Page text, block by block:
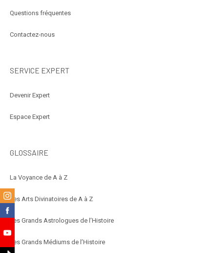
Questions fréquentes
Contactez-nous
SERVICE EXPERT
Devenir Expert
Espace Expert
GLOSSAIRE
La Voyance de A à Z
Les Arts Divinatoires de A à Z
Les Grands Astrologues de l’Histoire
Les Grands Médiums de l’Histoire